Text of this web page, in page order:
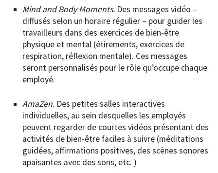
Mind and Body Moments. Des messages vidéo –
diffusés selon un horaire régulier – pour guider les
travailleurs dans des exercices de bien-être
physique et mental (étirements, exercices de
respiration, réflexion mentale). Ces messages
seront personnalisés pour le rôle qu’occupe chaque
employé.
AmaZen. Des petites salles interactives
individuelles, au sein desquelles les employés
peuvent regarder de courtes vidéos présentant des
activités de bien-être faciles à suivre (méditations
guidées, affirmations positives, des scènes sonores
apaisantes avec des sons, etc. )